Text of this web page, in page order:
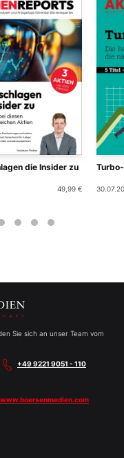
die Insider zu
49,99 €
Sie sich an unser Team vom
+49 9221 9051 - 110
www.boersenmedien.com